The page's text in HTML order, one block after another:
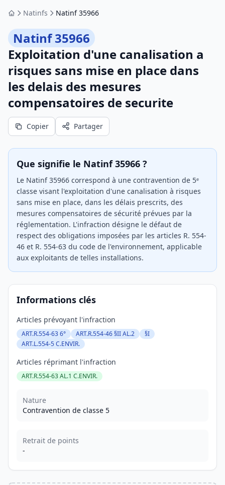
AccueilNatinfs Natinf 35966
Natinf 35966
Exploitation d'une canalisation a
risques sans mise en place dans
les delais des mesures
compensatoires de securite
Copier Partager
Que signifie le Natinf 35966 ?
Le Natinf 35966 correspond à une contravention de 5ᵉ
classe visant l'exploitation d'une canalisation à risques
sans mise en place, dans les délais prescrits, des
mesures compensatoires de sécurité prévues par la
réglementation. L'infraction désigne le défaut de
respect des obligations imposées par les articles R. 554-
46 et R. 554-63 du code de l'environnement, applicable
aux exploitants de telles installations.
Informations clés
Articles prévoyant l'infraction
ART.R.554-63 6° ART.R.554-46 §II AL.2
§I
ART.L.554-5 C.ENVIR.
Articles réprimant l'infraction
ART.R.554-63 AL.1 C.ENVIR.
Nature
Contravention de classe 5
Retrait de points
-